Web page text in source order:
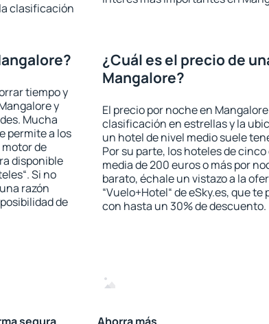
clasificación
tiempo y
y
Mucha
permite a los
de
disponible
Si no
razón
de
¿Cuál es el precio de
Mangalore?
El precio por noche en
clasificación en estrellas y la
un hotel de nivel medio suele
Por su parte, los hoteles de
media de 200 euros o más por
barato, échale un vistazo a la
“Vuelo+Hotel“ de eSky.es, que
con hasta un 30% de descuento.